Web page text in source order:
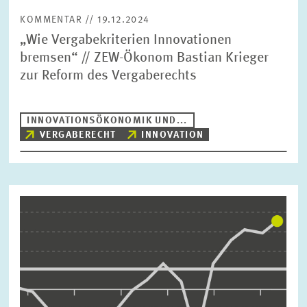
KOMMENTAR // 19.12.2024
„Wie Vergabekriterien Innovationen
bremsen“ // ZEW-Ökonom Bastian Krieger
zur Reform des Vergaberechts
INNOVATIONSÖKONOMIK UND...
VERGABERECHT
INNOVATION
öffnet
Ansicht